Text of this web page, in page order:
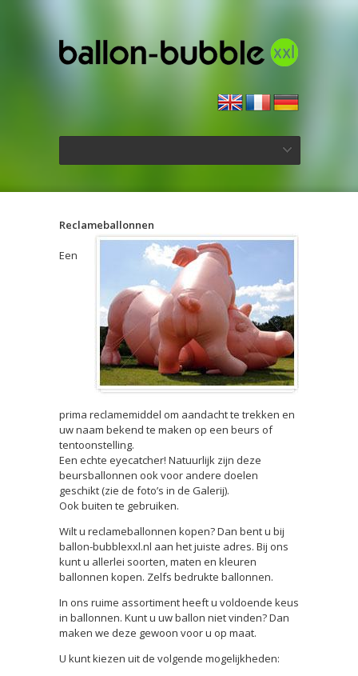
Reclameballonnen
Een
prima reclamemiddel om aandacht te trekken en
uw naam bekend te maken op een beurs of
tentoonstelling.
Een echte eyecatcher! Natuurlijk zijn deze
beursballonnen ook voor andere doelen
geschikt (zie de foto’s in de Galerij).
Ook buiten te gebruiken.
Wilt u reclameballonnen kopen? Dan bent u bij
ballon-bubblexxl.nl aan het juiste adres. Bij ons
kunt u allerlei soorten, maten en kleuren
ballonnen kopen. Zelfs bedrukte ballonnen.
In ons ruime assortiment heeft u voldoende keus
in ballonnen. Kunt u uw ballon niet vinden? Dan
maken we deze gewoon voor u op maat.
U kunt kiezen uit de volgende mogelijkheden: